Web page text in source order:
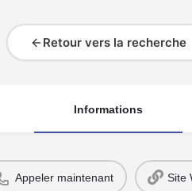
Retour vers la recherche
Informations
Appeler maintenant Site